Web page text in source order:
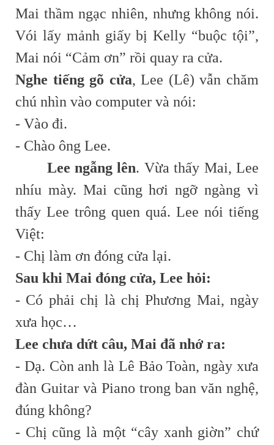
Mai thầm ngạc nhiên, nhưng không nói.
Vói lấy mảnh giấy bị Kelly “buộc tội”,
Mai nói “Cảm ơn” rồi quay ra cửa.
Nghe tiếng gõ cửa, Lee (Lê) vẫn chăm
chú nhìn vào computer và nói:
- Vào đi.
- Chào ông Lee.
Lee ngẫng lên. Vừa thấy Mai, Lee
nhíu mày. Mai cũng hơi ngỡ ngàng vì
thấy Lee trông quen quá. Lee nói tiếng
Việt:
- Chị làm ơn đóng cửa lại.
Sau khi Mai đóng cửa, Lee hỏi:
- Có phải chị là chị Phương Mai, ngày
xưa học…
Lee chưa dứt câu, Mai đã nhớ ra:
- Dạ. Còn anh là Lê Bảo Toàn, ngày xưa
đàn Guitar và Piano trong ban văn nghệ,
đúng không?
- Chị cũng là một “cây xanh giờn” chứ